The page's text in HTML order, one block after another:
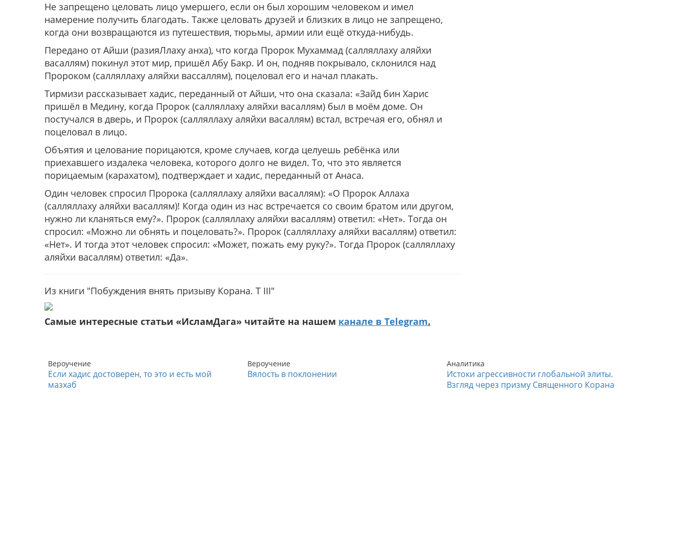
Не запрещено целовать лицо умершего, если он был хорошим человеком и имел
намерение получить благодать. Также целовать друзей и близких в лицо не запрещено,
когда они возвращаются из путешествия, тюрьмы, армии или ещё откуда-нибудь.
Передано от Айши (разияЛлаху анха), что когда Пророк Мухаммад (салляллаху аляйхи
васаллям) покинул этот мир, пришёл Абу Бакр. И он, подняв покрывало, склонился над
Пророком (салляллаху аляйхи вассаллям), поцеловал его и начал плакать.
Тирмизи рассказывает хадис, переданный от Айши, что она сказала: «Зайд бин Харис
пришёл в Медину, когда Пророк (салляллаху аляйхи васаллям) был в моём доме. Он
постучался в дверь, и Пророк (салляллаху аляйхи васаллям) встал, встречая его, обнял и
поцеловал в лицо.
Объятия и целование порицаются, кроме случаев, когда целуешь ребёнка или
приехавшего издалека человека, которого долго не видел. То, что это является
порицаемым (карахатом), подтверждает и хадис, переданный от Анаса.
Один человек спросил Пророка (салляллаху аляйхи васаллям): «О Пророк Аллаха
(салляллаху аляйхи васаллям)! Когда один из нас встречается со своим братом или другом,
нужно ли кланяться ему?». Пророк (салляллаху аляйхи васаллям) ответил: «Нет». Тогда он
спросил: «Можно ли обнять и поцеловать?». Пророк (салляллаху аляйхи васаллям) ответил:
«Нет». И тогда этот человек спросил: «Может, пожать ему руку?». Тогда Пророк (салляллаху
аляйхи васаллям) ответил: «Да».
Из книги "Побуждения внять призыву Корана. Т III"
Самые интересные статьи «ИсламДага» читайте на нашем канале в Telegram.
Вероучение
Если хадис достоверен, то это и есть мой
мазхаб
Вероучение
Вялость в поклонении
Аналитика
Истоки агрессивности глобальной элиты.
Взгляд через призму Священного Корана